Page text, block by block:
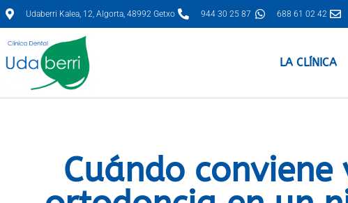
Udaberri Kalea, 12, Algorta, 48992 Getxo 944 30 25 87 688 61 02 42
LA CLÍNICA
Cuándo